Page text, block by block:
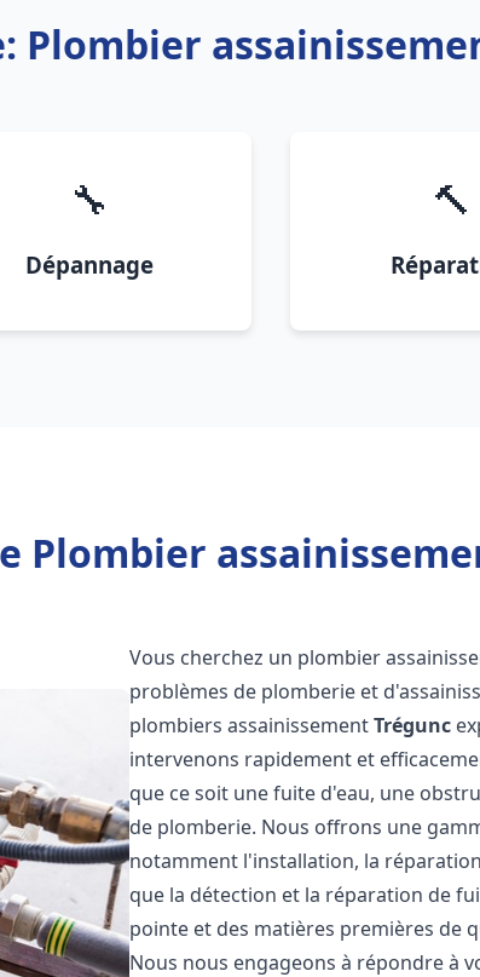
Plombier
🔧
Dépannage
🔨
Plombier
Vous cherchez un plombier
problèmes de plomberie et
plombiers assainissementTrégunc
intervenons rapidement et
que ce soit une fuite d'eau, une
de plomberie. Nous offrons une
notamment l'installation, la
que la détection et la réparation de
pointe et des matières premières de
Nous nous engageons à répondre à